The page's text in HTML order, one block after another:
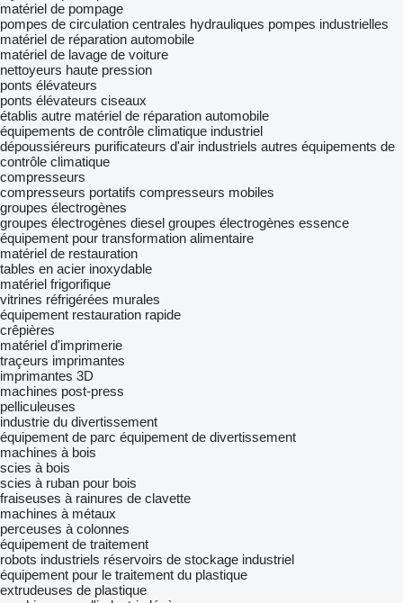
matériel de pompage
pompes de circulation centrales hydrauliques pompes industrielles
matériel de réparation automobile
matériel de lavage de voiture
nettoyeurs haute pression
ponts élévateurs
ponts élévateurs ciseaux
établis autre matériel de réparation automobile
équipements de contrôle climatique industriel
dépoussiéreurs purificateurs d'air industriels autres équipements de
contrôle climatique
compresseurs
compresseurs portatifs compresseurs mobiles
groupes électrogènes
groupes électrogènes diesel groupes électrogènes essence
équipement pour transformation alimentaire
matériel de restauration
tables en acier inoxydable
matériel frigorifique
vitrines réfrigérées murales
équipement restauration rapide
crêpières
matériel d'imprimerie
traçeurs imprimantes
imprimantes 3D
machines post-press
pelliculeuses
industrie du divertissement
équipement de parc équipement de divertissement
machines à bois
scies à bois
scies à ruban pour bois
fraiseuses à rainures de clavette
machines à métaux
perceuses à colonnes
équipement de traitement
robots industriels réservoirs de stockage industriel
équipement pour le traitement du plastique
extrudeuses de plastique